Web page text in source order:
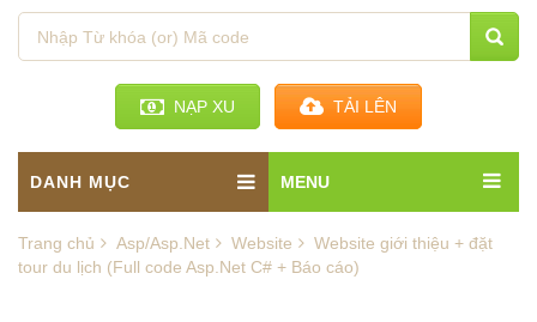
NẠP XU TẢI LÊN
DANH MỤC MENU
Trang chủ Asp/Asp.Net Website
Website giới thiệu + đặt
tour du lịch (Full code Asp.Net C# + Báo cáo)